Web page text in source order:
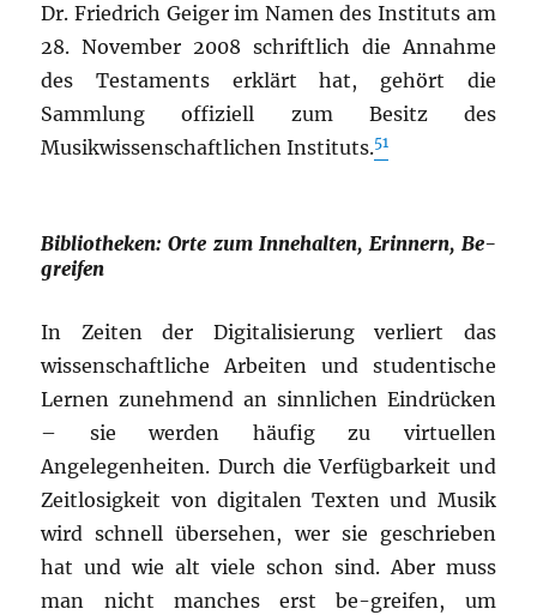
Dr. Friedrich Geiger im Namen des Instituts am
28. November 2008 schriftlich die Annahme
des Testaments erklärt hat, gehört die
Sammlung offiziell zum Besitz des
Musikwissenschaftlichen Instituts.51
Bibliotheken: Orte zum Innehalten, Erinnern, Be-
greifen
In Zeiten der Digitalisierung verliert das
wissenschaftliche Arbeiten und studentische
Lernen zunehmend an sinnlichen Eindrücken
– sie werden häufig zu virtuellen
Angelegenheiten. Durch die Verfügbarkeit und
Zeitlosigkeit von digitalen Texten und Musik
wird schnell übersehen, wer sie geschrieben
hat und wie alt viele schon sind. Aber muss
man nicht manches erst be-greifen, um